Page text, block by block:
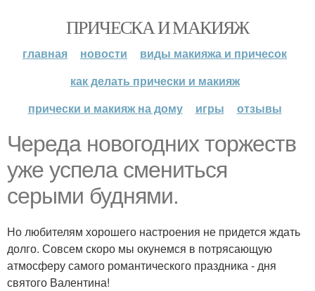
ПРИЧЕСКА И МАКИЯЖ
главная новости
виды макияжа и причесок
как делать прически и макияж
прически и макияж на дому
игры отзывы
Череда новогодних торжеств
уже успела смениться
серыми буднями.
Но любителям хорошего настроения не придется ждать
долго. Совсем скоро мы окунемся в потрясающую
атмосферу самого романтического праздника - дня
святого Валентина!